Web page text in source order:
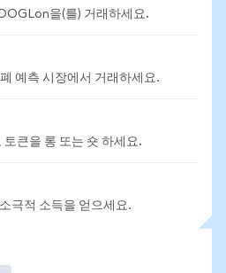
을(를) 거래하세요.
예측 시장에서 거래하세요.
큰을 롱 또는 숏 하세요.
극적 소득을 얻으세요.